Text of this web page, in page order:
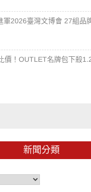
軍2026臺灣文博會 27組品
價！OUTLET名牌包下殺
新聞分類